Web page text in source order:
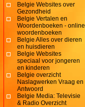
Belgie Websites over
Gezondheid
Belgie Vertalen en
Woordenboeken - online
woordenboeken
Belgie Alles over dieren
en huisdieren
Belgie Websites
speciaal voor jongeren
en kinderen
Belgie overzicht
Naslagwerken Vraag en
Antwoord
Belgie Media: Televisie
& Radio Overzicht